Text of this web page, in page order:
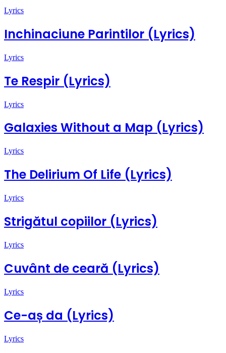
Lyrics
Inchinaciune Parintilor (Lyrics)
Lyrics
Te Respir (Lyrics)
Lyrics
Galaxies Without a Map (Lyrics)
Lyrics
The Delirium Of Life (Lyrics)
Lyrics
Strigătul copiilor (Lyrics)
Lyrics
Cuvânt de ceară (Lyrics)
Lyrics
Ce-aș da (Lyrics)
Lyrics